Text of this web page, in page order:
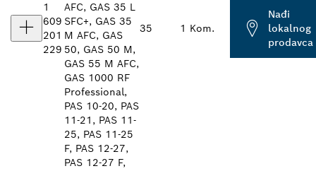
1
609
201
229
AFC, GAS 35 L
SFC+, GAS 35
M AFC, GAS
50, GAS 50 M,
GAS 55 M AFC,
GAS 1000 RF
Professional,
PAS 10-20, PAS
11-21, PAS 11-
25, PAS 11-25
F, PAS 12-27,
PAS 12-27 F,
35 1 Kom.
Nađi
lokalnog
prodavca